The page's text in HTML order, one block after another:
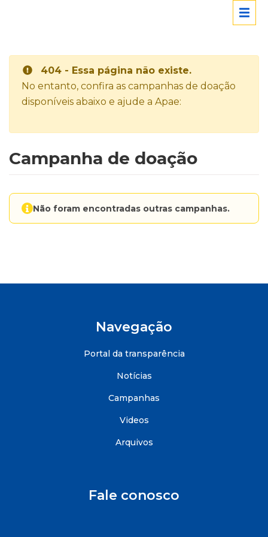
404 - Essa página não existe.
No entanto, confira as campanhas de doação
disponíveis abaixo e ajude a Apae:
Campanha de doação
Não foram encontradas outras campanhas.
Navegação
Portal da transparência
Notícias
Campanhas
Videos
Arquivos
Fale conosco